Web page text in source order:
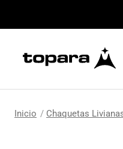
Chaquetas